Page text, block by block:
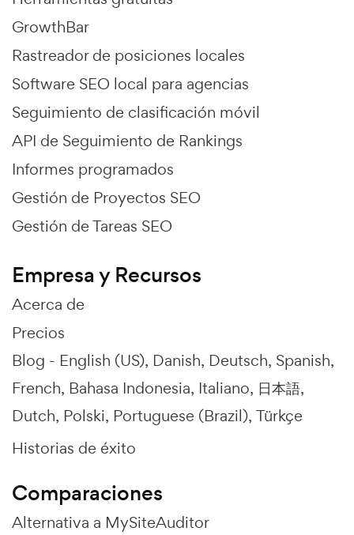
GrowthBar
Rastreador de posiciones locales
Software SEO local para agencias
Seguimiento de clasificación móvil
API de Seguimiento de Rankings
Informes programados
Gestión de Proyectos SEO
Gestión de Tareas SEO
Empresa y Recursos
Acerca de
Precios
Blog - English (US) Danish Deutsch Spanish
French Bahasa Indonesia Italiano 日本語
Dutch Polski Portuguese (Brazil) Türkçe
Historias de éxito
Comparaciones
Alternativa a MySiteAuditor